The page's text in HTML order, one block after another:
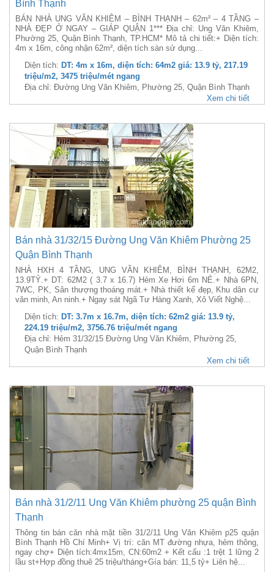
Bình Thạnh
BÁN NHÀ UNG VĂN KHIÊM – BÌNH THẠNH – 62m² – 4 TẦNG –
NHÀ ĐẸP Ở NGAY – GIÁP QUẬN 1*** Địa chỉ: Ung Văn Khiêm,
Phường 25, Quận Bình Thạnh, TP.HCM* Mô tả chi tiết:+ Diện tích:
4m x 16m, công nhận 62m², diện tích sàn sử dụng...
Diện tích: DT: 4m x 16m, diện tích: 64m2 giá: 13.9 tỷ, 217.19
triệu/m2, 3475 triệu/mét ngang
Địa chỉ: Đường Ung Văn Khiêm, Phường 25, Quận Bình Thạnh
Xem chi tiết
Bán nhà 31/32/15 Đường Ung Văn Khiêm Phường 25
Quận Bình Thạnh
NHÀ HXH 4 TẦNG, UNG VĂN KHIÊM, BÌNH THẠNH, 62M2,
13.9TỶ.+ DT: 62M2 ( 3.7 x 16.7) Hẻm Xe Hơi 6m NÉ.+ Nhà 6PN,
7WC, PK, Sân thượng thoáng mát.+ Nhà thiết kế đẹp, Khu dân cư
văn minh, An ninh.+ Ngay sát Ngã Tư Hàng Xanh, Xô Viết Nghệ...
Diện tích: DT: 3.7m x 16.7m, diện tích: 62m2 giá: 13.9 tỷ,
224.19 triệu/m2, 3756.76 triệu/mét ngang
Địa chỉ: Hẻm 31/32/15 Đường Ung Văn Khiêm, Phường 25,
Quận Bình Thạnh
Xem chi tiết
Bán nhà 31/2/11 Ung Văn Khiêm phường 25 quận Bình
Thạnh
Thông tin bán căn nhà mặt tiền 31/2/11 Ung Văn Khiêm p25 quận
Bình Thạnh Hồ Chí Minh+ Vị trí: căn MT đường nhựa, hẻm thông,
ngay chợ+ Diện tích:4mx15m, CN:60m2 + Kết cấu :1 trệt 1 lững 2
lầu st+Hợp đồng thuê 25 triệu/tháng+Gía bán: 11,5 tỷ+ Liên hệ...